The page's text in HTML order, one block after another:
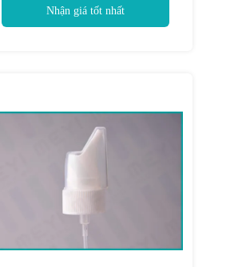
Nhận giá tốt nhất